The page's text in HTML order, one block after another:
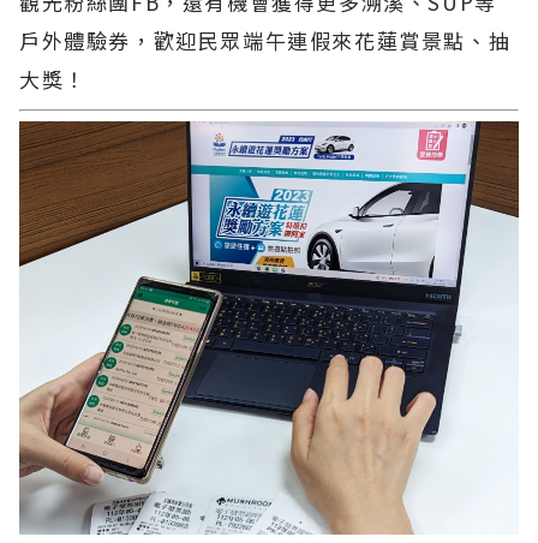
戶外體驗券，歡迎民眾端午連假來花蓮賞景點、抽
大獎！